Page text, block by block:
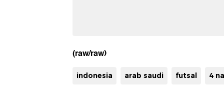
(raw/raw)
indonesia arab saudi futsal 4